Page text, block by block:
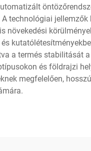
technológiai jellemzők
növekedési
a termés stabilitását
és földrajzi
megfelelően,